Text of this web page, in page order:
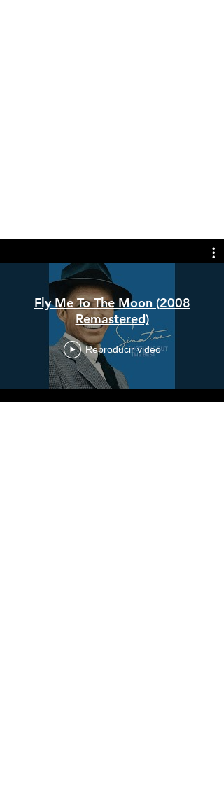
Fly Me To The Moon (2008
Remastered)
Reproducir video